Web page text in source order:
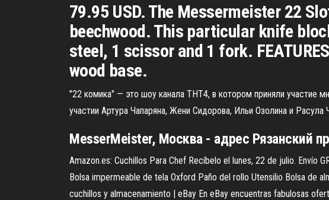
79.95 USD. The Messermeister 22
beechwood. This particular knife
steel, 1 scissor and 1 fork.
wood base.
"22 комика" — это шоу канала ТНТ4, в котором приняли участие
участии Артура Чапаряна, Жени Сидорова, Ильи Озолина и
MesserMeister, Москва - адрес Рязанский
Amazon.es: Cuchillos Para Chef Recíbelo el lunes, 22 de julio. Envío
Bolsa impermeable de tela Oxford Paño del rollo Utensilio Bolsa de
cuchillos y almacenamiento | eBay En eBay encuentras fabulosas